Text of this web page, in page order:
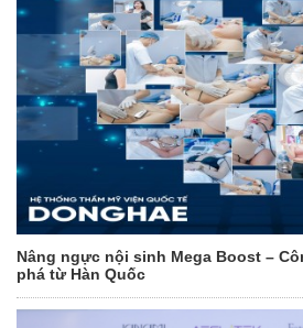
Nâng ngực nội sinh Mega Boost –
phá từ Hàn Quốc